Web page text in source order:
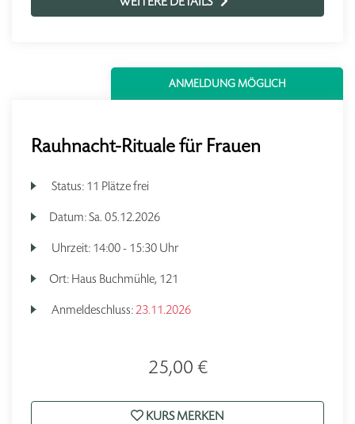
ANMELDUNG MÖGLICH
Rauhnacht-Rituale für Frauen
Status: 11 Plätze frei
Datum:Sa. 05.12.2026
Uhrzeit: 14:00 - 15:30 Uhr
Ort: Haus Buchmühle, 121
Anmeldeschluss:23.11.2026
25,00 €
KURS MERKEN